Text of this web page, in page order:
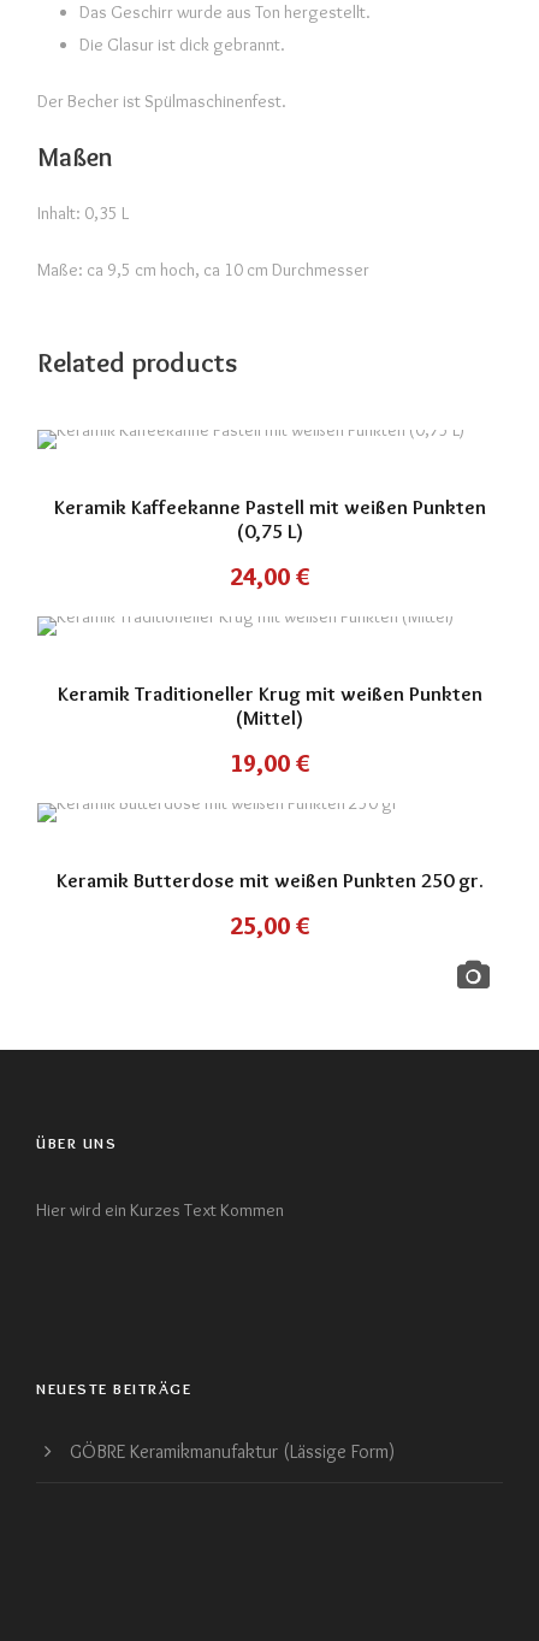
0
3
5
)
n
e
Das Geschirr wurde aus Ton hergestellt.
Die Glasur ist dick gebrannt.
Der Becher ist Spülmaschinenfest.
Maßen
Inhalt: 0,35 L
Maße: ca 9,5 cm hoch, ca 10 cm Durchmesser
Related products
Keramik Kaffeekanne Pastell mit weißen Punkten
(0,75 L)
24,00 €
Keramik Traditioneller Krug mit weißen Punkten
(Mittel)
19,00 €
Keramik Butterdose mit weißen Punkten 250 gr.
25,00 €
ÜBER UNS
Hier wird ein Kurzes Text Kommen
NEUESTE BEITRÄGE
GÖBRE Keramikmanufaktur (Lässige Form)